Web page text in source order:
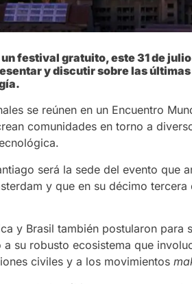
festival gratuito, este 31 de
y discutir sobre las
se reúnen en un Encuentro
comunidades en torno a
será la sede del evento que
y que en su décimo
y Brasil también postularon para
su robusto ecosistema que
civiles y a los movimientos